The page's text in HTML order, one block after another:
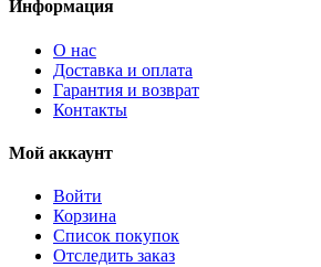
Информация
О нас
Доставка и оплата
Гарантия и возврат
Контакты
Мой аккаунт
Войти
Корзина
Список покупок
Отследить заказ